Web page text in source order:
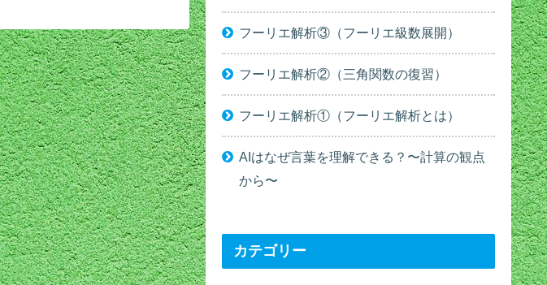
フーリエ解析③（フーリエ級数展開）
フーリエ解析②（三角関数の復習）
フーリエ解析①（フーリエ解析とは）
AIはなぜ言葉を理解できる？〜計算の観点
から〜
カテゴリー